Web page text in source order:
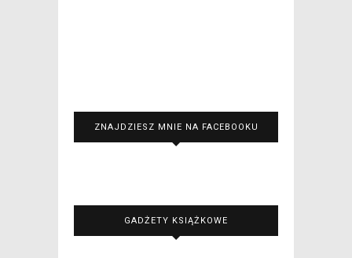
ZNAJDZIESZ MNIE NA FACEBOOKU
GADŻETY KSIĄŻKOWE